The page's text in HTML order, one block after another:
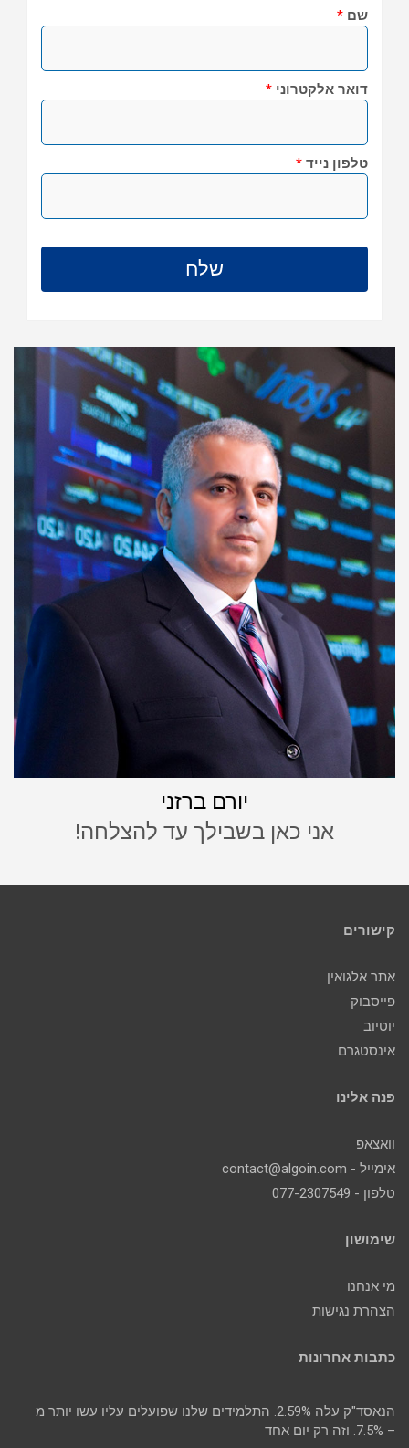
שם *
דואר אלקטרוני *
טלפון נייד *
יורם ברזני
אני כאן בשבילך עד להצלחה!
קישורים
אתר אלגואין
פייסבוק
יוטיוב
אינסטגרם
פנה אלינו
וואצאפ
אימייל - contact@algoin.com
טלפון - 077-2307549
שימושון
מי אנחנו
הצהרת נגישות
כתבות אחרונות
הנאסד"ק עלה 2.59%. התלמידים שלנו שפועלים עליו עשו יותר מ
– 7.5%. וזה רק יום אחד